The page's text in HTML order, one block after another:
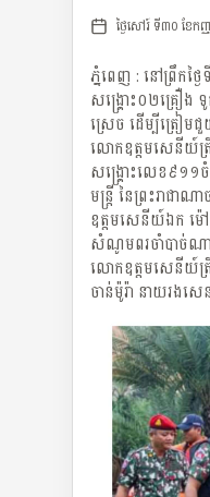
ថ្ងៃសៅរ៍ ទី៣០ ខែកញ្
ភ្នំពេញ : នៅព្រឹកថ្ង
សង្គ្រោះ០២គ្រឿង
ស្រេច ដើម្បីត្រៀម
លោកឧត្តមសេនីយ៍ត្រី
សង្គ្រោះលេខ៩១១ចំ
មន្ត្រី នៃព្រះរាជា
ឧត្តមសេនីយ៍ឯក ម៉ៅ
សំណូមពរចាំបាច់ណា
លោកឧត្តមសេនីយ៍ត្
ចាន់ម៉ូរ៉ា នាយរងស